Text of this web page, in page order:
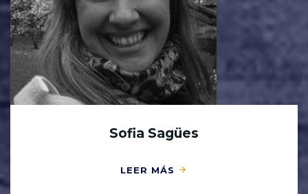
Sofia Sagües
LEER MÁS